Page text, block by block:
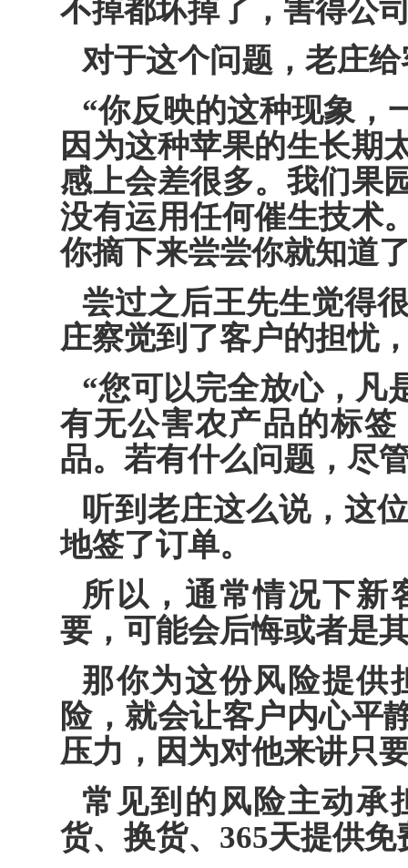
不掉都坏掉了，害得公
对于这个问题，老庄
“你反映的这种现象，
因为这种苹果的生长期
感上会差很多。我们果
没有运用任何催生技术
你摘下来尝尝你就知道
尝过之后王先生觉得
庄察觉到了客户的担忧
“您可以完全放心，凡
有无公害农产品的标
品。若有什么问题，尽
听到老庄这么说，这
地签了订单。
所以，通常情况下新
要，可能会后悔或者是
那你为这份风险提供
险，就会让客户内心平
压力，因为对他来讲只
常见到的风险主动承
货、换货、365天提供